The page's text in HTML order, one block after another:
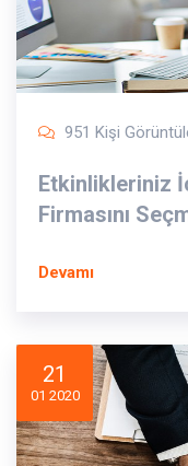
951 Kişi
Etkinlikleriniz
Firmasını
Devamı
21
01 2020